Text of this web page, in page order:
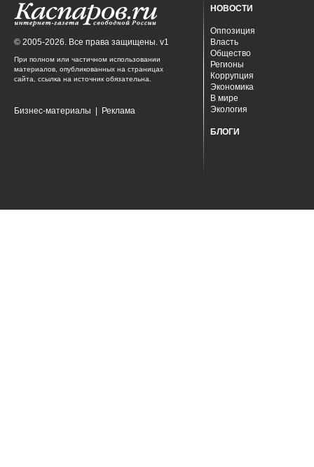
© 2005-2026. Все права защищены. v1
При полном или частичном использовании
материалов, опубликованных на страницах
сайта, ссылка на источник обязательна.
Бизнес-материалы Реклама
НОВОСТИ
Оппозиция
Власть
Общество
Регионы
Коррупция
Экономика
В мире
Экология
БЛОГИ